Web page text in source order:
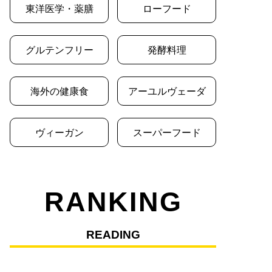
東洋医学・薬膳 ローフード
グルテンフリー 発酵料理
海外の健康食 アーユルヴェーダ
ヴィーガン スーパーフード
RANKING
READING